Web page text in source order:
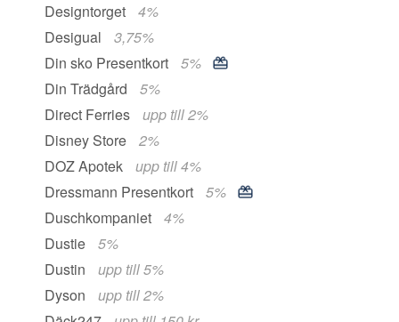
Designtorget
4%
Desigual
3,75%
Din sko Presentkort
5%
Din Trädgård
5%
Direct Ferries
upp till 2%
Disney Store
2%
DOZ Apotek
upp till 4%
Dressmann Presentkort
5%
Duschkompaniet
4%
Dustie
5%
Dustin
upp till 5%
Dyson
upp till 2%